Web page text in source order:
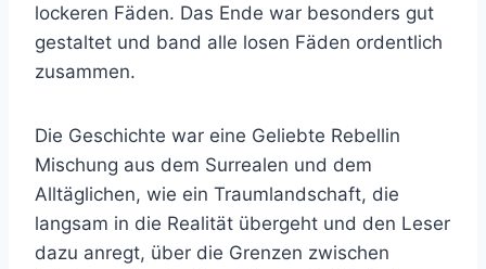
lockeren Fäden. Das Ende war besonders gut
gestaltet und band alle losen Fäden ordentlich
zusammen.
Die Geschichte war eine Geliebte Rebellin
Mischung aus dem Surrealen und dem
Alltäglichen, wie ein Traumlandschaft, die
langsam in die Realität übergeht und den Leser
dazu anregt, über die Grenzen zwischen